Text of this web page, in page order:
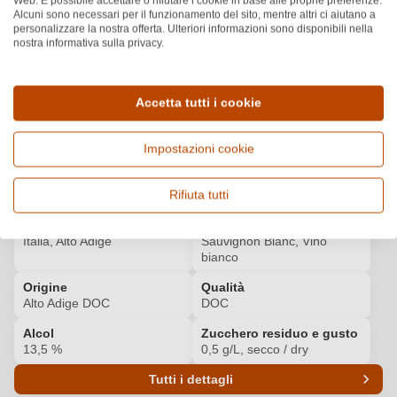
2/3
Scopri di più
BIBENDA
(+9)
Dettagli del prodotto
Italia, Alto Adige
Sauvignon Blanc, Vino
bianco
Origine
Alto Adige DOC
Qualità
DOC
Alcol
13,5 %
Zucchero residuo e gusto
0,5 g/L, secco / dry
Tutti i dettagli
Alcuni sono necessari per il funzionamento del sito, mentre altri ci aiutano a
personalizzare la nostra offerta. Ulteriori informazioni sono disponibili nella
nostra informativa sulla privacy.
Accetta tutti i cookie
Impostazioni cookie
Rifiuta tutti